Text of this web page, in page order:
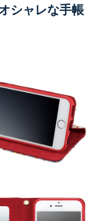
シャレな手帳